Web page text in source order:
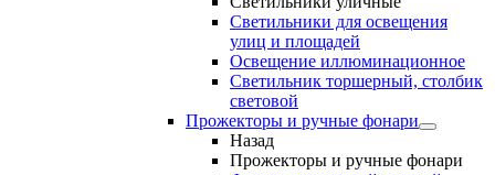
Светильники для освещения
улиц и площадей
Освещение иллюминационное
Светильник торшерный, столбик
световой
Прожекторы и ручные фонари
Назад
Прожекторы и ручные фонари